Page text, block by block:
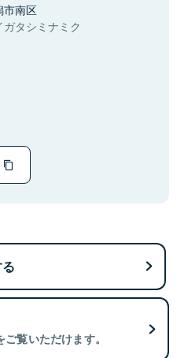
市南区
ガタシミナミク
覧いただけます。